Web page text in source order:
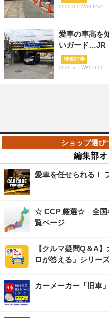
2025.6.2 Mon 8:54
愛車の車高を
いガード…JR
特集記事
2025.5.7 Wed 9:00
編集部
愛車を任せられる！
☆ CCP 厳選☆ 全国
覧ページ
【クルマ疑問Q＆A
ロが答える」シリーズ
カーメーカー「旧車